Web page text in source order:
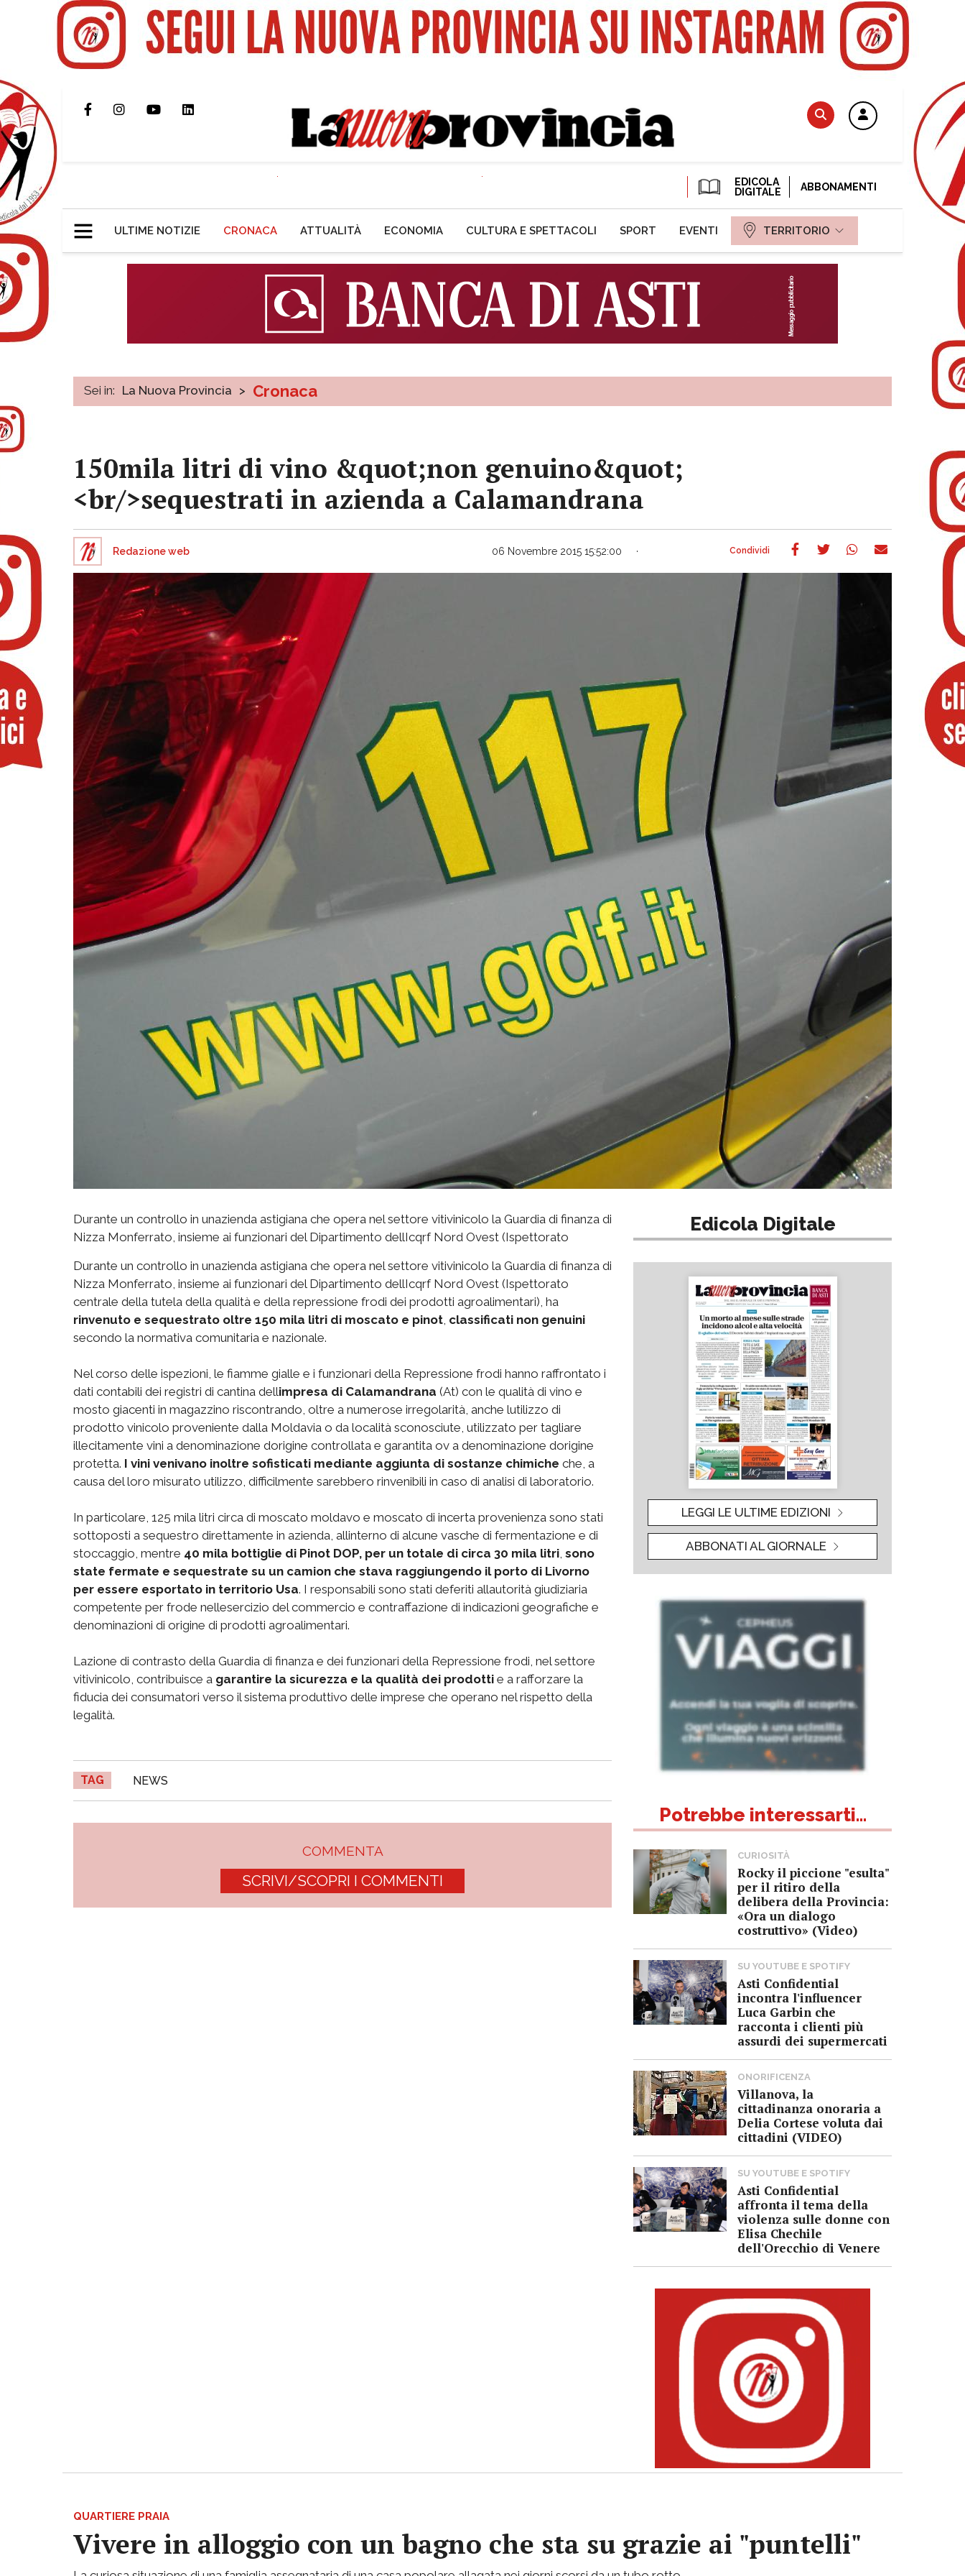
EDICOLA
DIGITALE
ABBONAMENTI
ULTIME NOTIZIE CRONACA ATTUALITÀ ECONOMIA CULTURA E SPETTACOLI SPORT EVENTI TERRITORIO
Sei in: La Nuova Provincia > Cronaca
150mila litri di vino &quot;non genuino&quot;
<br/>sequestrati in azienda a Calamandrana
Redazione web 06 Novembre 2015 15:52:00
Durante un controllo in unazienda astigiana che opera nel settore vitivinicolo la Guardia di finanza di
Nizza Monferrato, insieme ai funzionari del Dipartimento dellIcqrf Nord Ovest (Ispettorato
Durante un controllo in unazienda astigiana che opera nel settore vitivinicolo la Guardia di finanza di
Nizza Monferrato, insieme ai funzionari del Dipartimento dellIcqrf Nord Ovest (Ispettorato
centrale della tutela della qualità e della repressione frodi dei prodotti agroalimentari), ha
rinvenuto e sequestrato oltre 150 mila litri di moscato e pinot classificati non genuini
secondo la normativa comunitaria e nazionale.
Nel corso delle ispezioni, le fiamme gialle e i funzionari della Repressione frodi hanno raffrontato i
dati contabili dei registri di cantina dellimpresa di Calamandrana (At) con le qualità di vino e
mosto giacenti in magazzino riscontrando, oltre a numerose irregolarità, anche lutilizzo di
prodotto vinicolo proveniente dalla Moldavia o da località sconosciute, utilizzato per tagliare
illecitamente vini a denominazione dorigine controllata e garantita ov a denominazione dorigine
protetta. I vini venivano inoltre sofisticati mediante aggiunta di sostanze chimiche che, a
causa del loro misurato utilizzo, difficilmente sarebbero rinvenibili in caso di analisi di laboratorio.
In particolare, 125 mila litri circa di moscato moldavo e moscato di incerta provenienza sono stati
sottoposti a sequestro direttamente in azienda, allinterno di alcune vasche di fermentazione e di
stoccaggio, mentre 40 mila bottiglie di Pinot DOP, per un totale di circa 30 mila litri sono
state fermate e sequestrate su un camion che stava raggiungendo il porto di Livorno
per essere esportato in territorio Usa. I responsabili sono stati deferiti allautorità giudiziaria
competente per frode nellesercizio del commercio e contraffazione di indicazioni geografiche e
denominazioni di origine di prodotti agroalimentari.
Lazione di contrasto della Guardia di finanza e dei funzionari della Repressione frodi, nel settore
vitivinicolo, contribuisce a garantire la sicurezza e la qualità dei prodotti e a rafforzare la
fiducia dei consumatori verso il sistema produttivo delle imprese che operano nel rispetto della
legalità.
TAG NEWS
COMMENTA
SCRIVI/SCOPRI I COMMENTI
Edicola Digitale
LEGGI LE ULTIME EDIZIONI
ABBONATI AL GIORNALE
Potrebbe interessarti...
CURIOSITÀ
Rocky il piccione "esulta"
per il ritiro della
delibera della Provincia:
«Ora un dialogo
costruttivo» (Video)
SU YOUTUBE E SPOTIFY
Asti Confidential
incontra l'influencer
Luca Garbin che
racconta i clienti più
assurdi dei supermercati
ONORIFICENZA
Villanova, la
cittadinanza onoraria a
Delia Cortese voluta dai
cittadini (VIDEO)
SU YOUTUBE E SPOTIFY
Asti Confidential
affronta il tema della
violenza sulle donne con
Elisa Chechile
dell'Orecchio di Venere
QUARTIERE PRAIA
Vivere in alloggio con un bagno che sta su grazie ai "puntelli"